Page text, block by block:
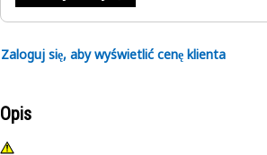
Zaloguj się, aby wyświetlić cenę klienta
Opis